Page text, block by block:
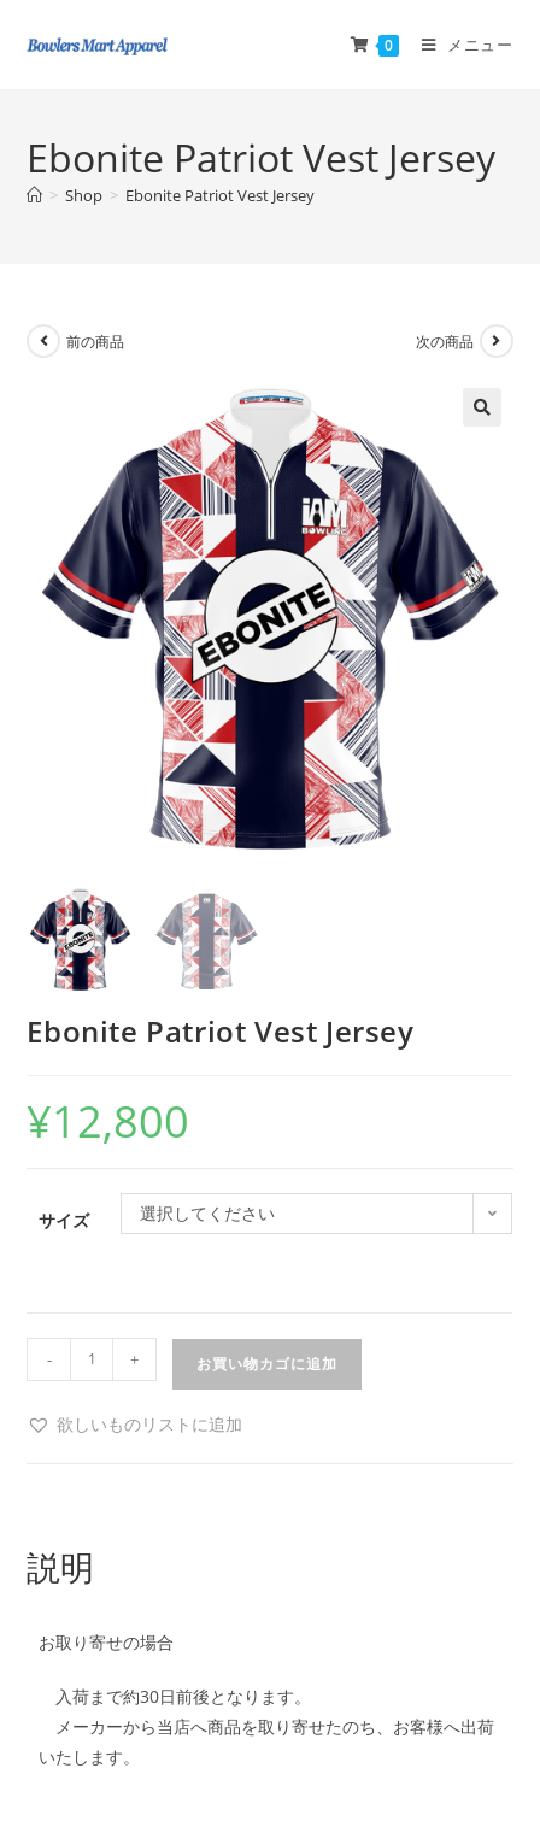
0 メニュー
Ebonite Patriot Vest Jersey
> Shop > Ebonite Patriot Vest Jersey
前の商品 次の商品
Ebonite Patriot Vest Jersey
¥12,800
サイズ 選択してください
- + お買い物カゴに追加
欲しいものリストに追加
説明
お取り寄せの場合
入荷まで約30日前後となります。
メーカーから当店へ商品を取り寄せたのち、お客様へ出荷
いたします。